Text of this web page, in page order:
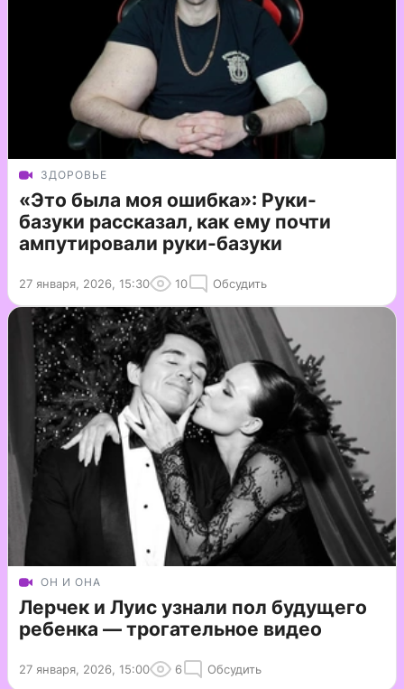
ЗДОРОВЬЕ
«Это была моя ошибка»: Руки-
базуки рассказал, как ему почти
ампутировали руки-базуки
27 января, 2026, 15:30 10 Обсудить
ОН И ОНА
Лерчек и Луис узнали пол будущего
ребенка — трогательное видео
27 января, 2026, 15:00 6 Обсудить